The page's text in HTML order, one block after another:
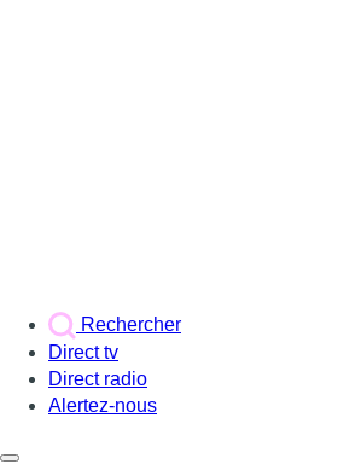
Rechercher
Direct tv
Direct radio
Alertez-nous